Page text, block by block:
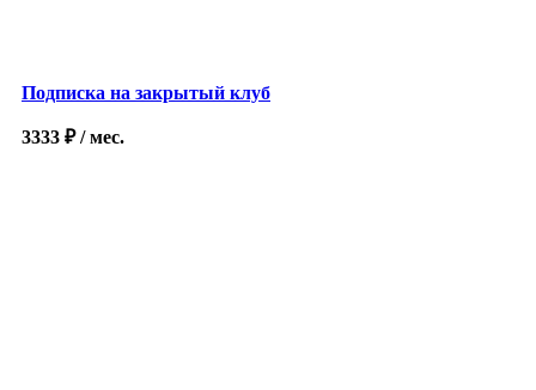
Подписка на закрытый клуб
3333 ₽ / мес.